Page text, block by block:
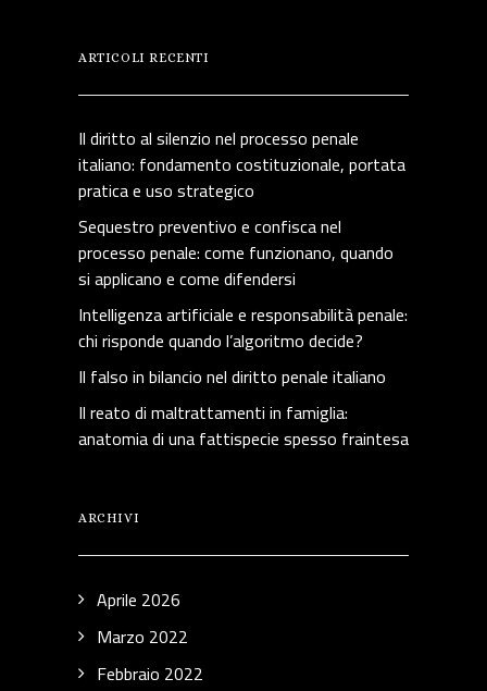
ARTICOLI RECENTI
Il diritto al silenzio nel processo penale
italiano: fondamento costituzionale, portata
pratica e uso strategico
Sequestro preventivo e confisca nel
processo penale: come funzionano, quando
si applicano e come difendersi
Intelligenza artificiale e responsabilità penale:
chi risponde quando l’algoritmo decide?
Il falso in bilancio nel diritto penale italiano
Il reato di maltrattamenti in famiglia:
anatomia di una fattispecie spesso fraintesa
ARCHIVI
Aprile 2026
Marzo 2022
Febbraio 2022